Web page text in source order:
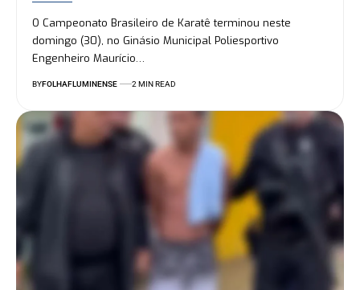
O Campeonato Brasileiro de Karatê terminou neste
domingo (30), no Ginásio Municipal Poliesportivo
Engenheiro Maurício…
BYFOLHAFLUMINENSE 2 MIN READ